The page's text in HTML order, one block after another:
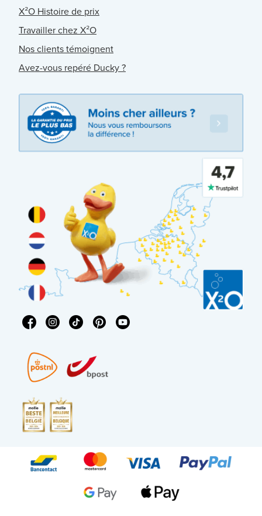
X²O Histoire de prix
Travailler chez X²O
Nos clients témoignent
Avez-vous repéré Ducky ?